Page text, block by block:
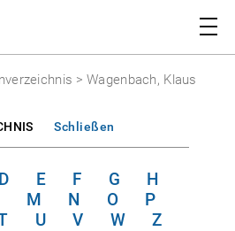
> Wagenbach, Klaus
Schließen
D E F G
H
M N O
P
U V W Z